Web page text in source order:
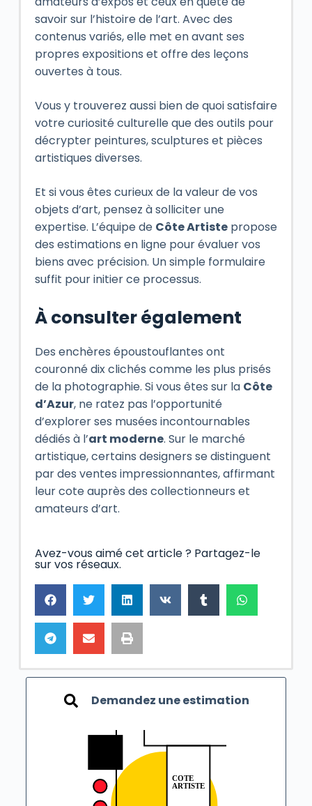
savoir sur l’histoire de l’art. Avec des
contenus variés, elle met en avant ses
propres expositions et offre des leçons
ouvertes à tous.
Vous y trouverez aussi bien de quoi satisfaire
votre curiosité culturelle que des outils pour
décrypter peintures, sculptures et pièces
artistiques diverses.
Et si vous êtes curieux de la valeur de vos
objets d’art, pensez à solliciter une
expertise. L’équipe de Côte Artistepropose
des estimations en ligne pour évaluer vos
biens avec précision. Un simple formulaire
suffit pour initier ce processus.
À consulter également
Des enchères époustouflantes ont
couronné dix clichés comme les plus prisés
de la photographie. Si vous êtes sur la Côte
d’Azur, ne ratez pas l’opportunité
d’explorer ses musées incontournables
dédiés à l’art moderne. Sur le marché
artistique, certains designers se distinguent
par des ventes impressionnantes, affirmant
leur cote auprès des collectionneurs et
amateurs d’art.
Avez-vous aimé cet article ? Partagez-le
sur vos réseaux.
Demandez une estimation